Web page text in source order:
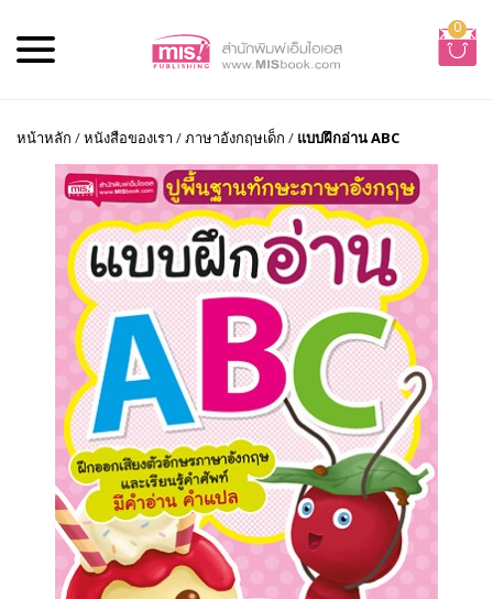
0
หน้าหลัก /หนังสือของเรา /ภาษาอังกฤษเด็ก / แบบฝึกอ่าน ABC